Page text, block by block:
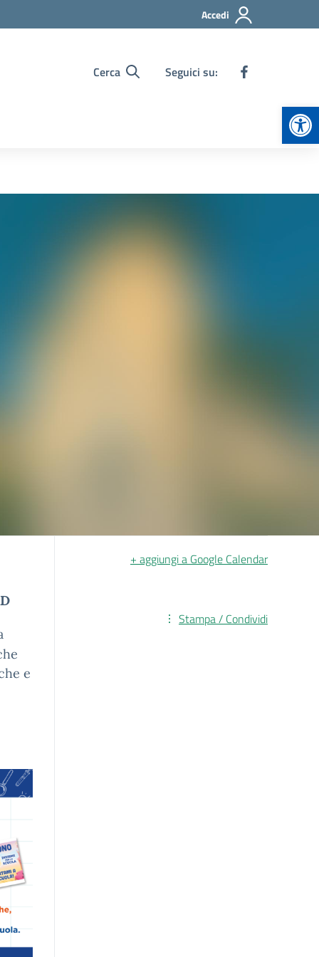
Accedi
Cerca Seguici su:
e
+ aggiungi a Google Calendar
Stampa / Condividi